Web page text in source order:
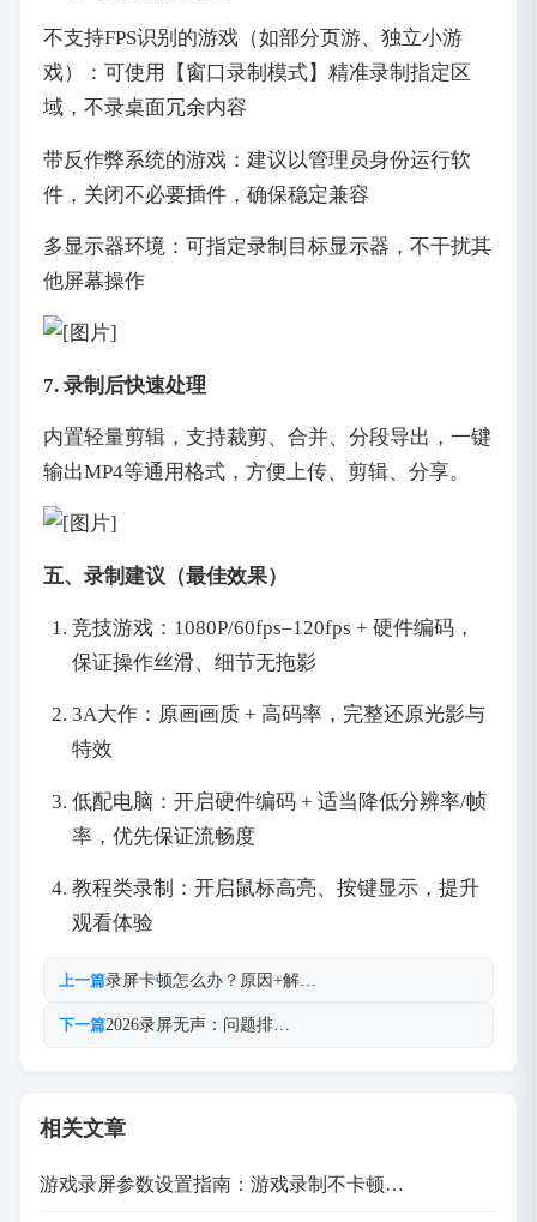
不支持FPS识别的游戏（如部分页游、独立小游
戏）：可使用【窗口录制模式】精准录制指定区
域，不录桌面冗余内容
带反作弊系统的游戏：建议以管理员身份运行软
件，关闭不必要插件，确保稳定兼容
多显示器环境：可指定录制目标显示器，不干扰其
他屏幕操作
7. 录制后快速处理
内置轻量剪辑，支持裁剪、合并、分段导出，一键
输出MP4等通用格式，方便上传、剪辑、分享。
五、录制建议（最佳效果）
竞技游戏：1080P/60fps–120fps + 硬件编码，
保证操作丝滑、细节无拖影
3A大作：原画画质 + 高码率，完整还原光影与
特效
低配电脑：开启硬件编码 + 适当降低分辨率/帧
率，优先保证流畅度
教程类录制：开启鼠标高亮、按键显示，提升
观看体验
上一篇录屏卡顿怎么办？原因+解…
下一篇2026录屏无声：问题排…
相关文章
游戏录屏参数设置指南：游戏录制不卡顿…